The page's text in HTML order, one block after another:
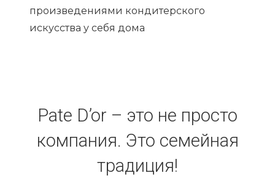
произведениями кондитерского
искусства у себя дома
Pate D’or – это не просто
компания. Это семейная
традиция!